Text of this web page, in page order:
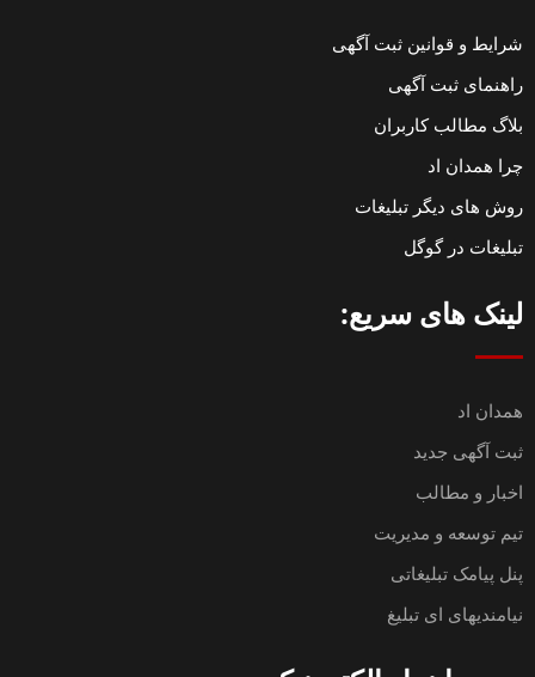
شرایط و قوانین ثبت آگهی
راهنمای ثبت آگهی
بلاگ مطالب کاربران
چرا همدان اد
روش های دیگر تبلیغات
تبلیغات در گوگل
لینک های سریع:
همدان اد
ثبت آگهی جدید
اخبار و مطالب
تیم توسعه و مدیریت
پنل پیامک تبلیغاتی
نیامندیهای ای تبلیغ